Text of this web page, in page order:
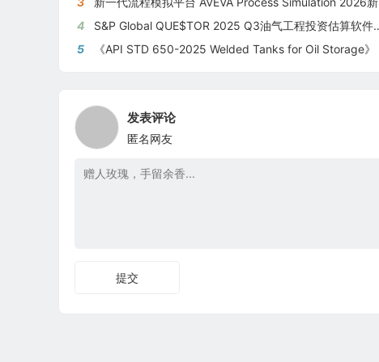
4
S&P Global QUE$TOR 2025 Q3油气工程投资估算软件新版本发布
5
《API STD 650-2025 Welded Tanks for Oil Storage》 《钢制焊接储油罐》（中英文对照版）
发表评论
匿名网友
提交